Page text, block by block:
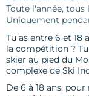
Toute l'année, tous
Uniquement
Tu as entre 6 et 18
la compétition ?
skier au pied du
complexe de Ski
De 6 à 18 ans,